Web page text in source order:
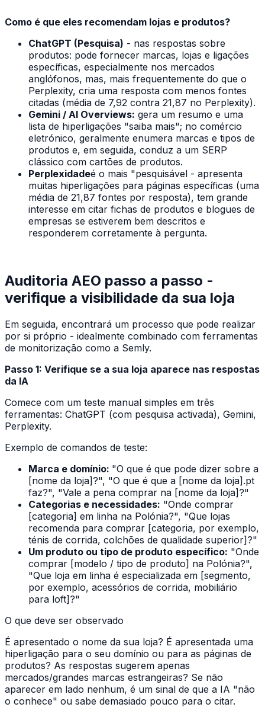
Como é que eles recomendam lojas e produtos?
ChatGPT (Pesquisa) - nas respostas sobre
produtos: pode fornecer marcas, lojas e ligações
específicas, especialmente nos mercados
anglófonos, mas, mais frequentemente do que o
Perplexity, cria uma resposta com menos fontes
citadas (média de 7,92 contra 21,87 no Perplexity).
Gemini / AI Overviews: gera um resumo e uma
lista de hiperligações "saiba mais"; no comércio
eletrónico, geralmente enumera marcas e tipos de
produtos e, em seguida, conduz a um SERP
clássico com cartões de produtos.
Perplexidadeé o mais "pesquisável - apresenta
muitas hiperligações para páginas específicas (uma
média de 21,87 fontes por resposta), tem grande
interesse em citar fichas de produtos e blogues de
empresas se estiverem bem descritos e
responderem corretamente à pergunta.
Auditoria AEO passo a passo -
verifique a visibilidade da sua loja
Em seguida, encontrará um processo que pode realizar
por si próprio - idealmente combinado com ferramentas
de monitorização como a Semly.
Passo 1: Verifique se a sua loja aparece nas respostas
da IA
Comece com um teste manual simples em três
ferramentas: ChatGPT (com pesquisa activada), Gemini,
Perplexity.
Exemplo de comandos de teste:
Marca e domínio: "O que é que pode dizer sobre a
[nome da loja]?", "O que é que a [nome da loja].pt
faz?", "Vale a pena comprar na [nome da loja]?"
Categorias e necessidades: "Onde comprar
[categoria] em linha na Polónia?", "Que lojas
recomenda para comprar [categoria, por exemplo,
ténis de corrida, colchões de qualidade superior]?"
Um produto ou tipo de produto específico: "Onde
comprar [modelo / tipo de produto] na Polónia?",
"Que loja em linha é especializada em [segmento,
por exemplo, acessórios de corrida, mobiliário
para loft]?"
O que deve ser observado
É apresentado o nome da sua loja? É apresentada uma
hiperligação para o seu domínio ou para as páginas de
produtos? As respostas sugerem apenas
mercados/grandes marcas estrangeiras? Se não
aparecer em lado nenhum, é um sinal de que a IA "não
o conhece" ou sabe demasiado pouco para o citar.